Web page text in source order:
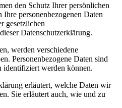
den Schutz Ihrer persönlichen
personenbezogenen Daten
gesetzlichen
Datenschutzerklärung.
werden verschiedene
Personenbezogene Daten sind
identifiziert werden können.
erläutert, welche Daten wir
Sie erläutert auch, wie und zu